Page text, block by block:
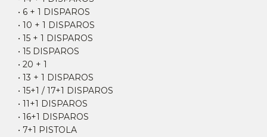
• 6 + 1 DISPAROS
• 10 + 1 DISPAROS
• 15 + 1 DISPAROS
• 15 DISPAROS
• 20 + 1
• 13 + 1 DISPAROS
• 15+1 / 17+1 DISPAROS
• 11+1 DISPAROS
• 16+1 DISPAROS
• 7+1 PISTOLA